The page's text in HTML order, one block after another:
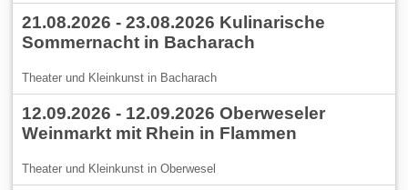
21.08.2026 - 23.08.2026 Kulinarische
Sommernacht in Bacharach
Theater und Kleinkunst in Bacharach
12.09.2026 - 12.09.2026 Oberweseler
Weinmarkt mit Rhein in Flammen
Theater und Kleinkunst in Oberwesel